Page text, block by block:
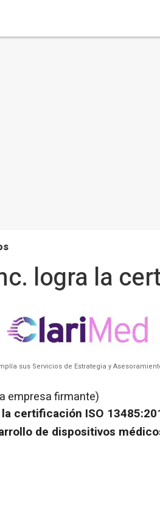
logra la
sus Servicios de Estrategia y
empresa firmante)
certificación ISO
de dispositivos